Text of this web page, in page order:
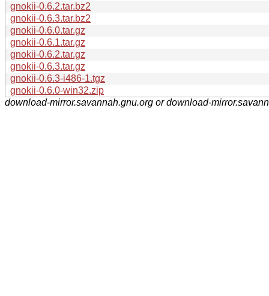
gnokii-0.6.2.tar.bz2
gnokii-0.6.3.tar.bz2
gnokii-0.6.0.tar.gz
gnokii-0.6.1.tar.gz
gnokii-0.6.2.tar.gz
gnokii-0.6.3.tar.gz
gnokii-0.6.3-i486-1.tgz
gnokii-0.6.0-win32.zip
download-mirror.savannah.gnu.org or download-